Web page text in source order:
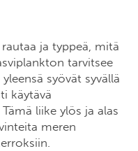
ja typpeä, mitä
tarvitsee
syövät syvällä
käytävä
liike ylös ja alas
meren